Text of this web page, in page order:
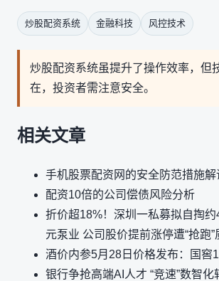
炒股配资系统 金融科技 风控技术
炒股配资系统虽提升了操作效率，但
在，投资者需注意安全。
相关文章
手机股票配资网的安全防范措施解
配资10倍的公司偿债风险分析
折价超18%！深圳一私募拟自掏约
元泵业 公司股价提前涨停遭“抢跑”
酒价内参5月28日价格发布：国窖
银行争抢高端AI人才 “竞速”数智化